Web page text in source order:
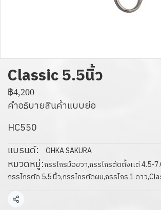
Classic 5.5นิ้ว
฿4,200
คำอธิบายสินค้าแบบย่อ
HC550
แบรนด์:
OHKA SAKURA
หมวดหมู่:กรรไกรมือขวา,กรรไกรตัดตั้งเเต่ 4.5-
กรรไกรตัด 5.5 นิ้ว,กรรไกรตัดผม,กรรไกร 1 ดาว,
แชร์